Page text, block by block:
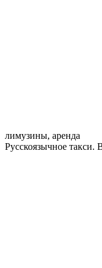
лимузины, аренда
Русскоязычное такси.